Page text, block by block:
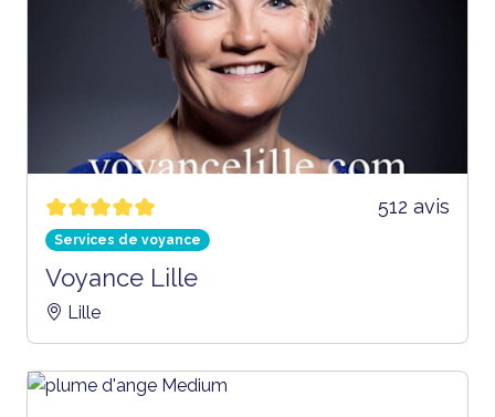
512 avis
Services de voyance
Voyance Lille
Lille